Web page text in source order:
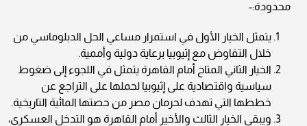
محدودة:-
يتمثل الخيار الأول في استمرار مساعي الحل الدبلوماسي من
خلال التفاوض مع إثيوبيا برعاية دولية وأممية.
الخيار الثاني المتاح أمام القاهرة يتمثل في اللجوء إلى ضغوط
سياسية واقتصادية على إثيوبيا لحملها على التراجع عن
خططها التي تهدف لحرمان مصر من حصتها المائية التاريخية.
ويبقى الخيار الثالث والأخير أمام القاهرة هو التدخل العسكري،